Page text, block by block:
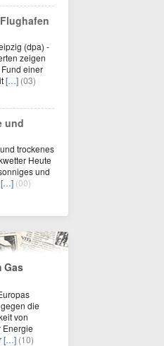
(dpa) -
zeigen
einer
[…] (03)
und
trockenes
Heute
und
[…] (00)
Gas
die
von
Energie
[…] (10)